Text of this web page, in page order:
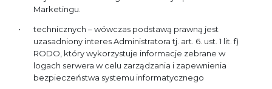
Marketingu.
technicznych – wówczas podstawą prawną jest
uzasadniony interes Administratora tj. art. 6. ust. 1 lit. f)
RODO, który wykorzystuje informacje zebrane w
logach serwera w celu zarządzania i zapewnienia
bezpieczeństwa systemu informatycznego